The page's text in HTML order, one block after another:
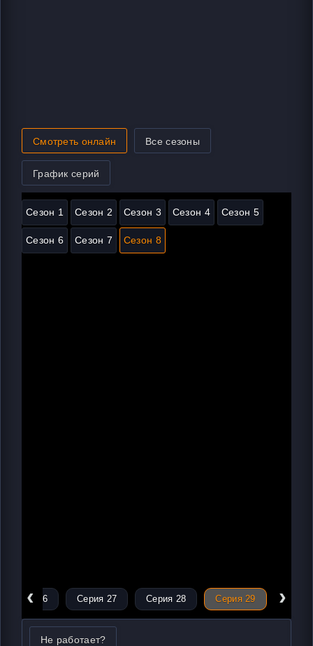
Смотреть онлайн Все сезоны
График серий
Сезон 1 Сезон 2 Сезон 3 Сезон 4 Сезон 5
Сезон 6 Сезон 7 Сезон 8
‹
Серия 26 Серия 27 Серия 28 Серия 29 ›
Не работает?